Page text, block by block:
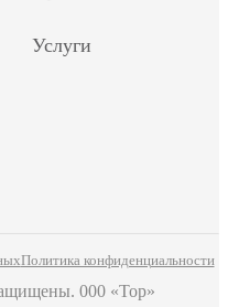
Услуги
000 «Тор»
Политика конфиденциальности